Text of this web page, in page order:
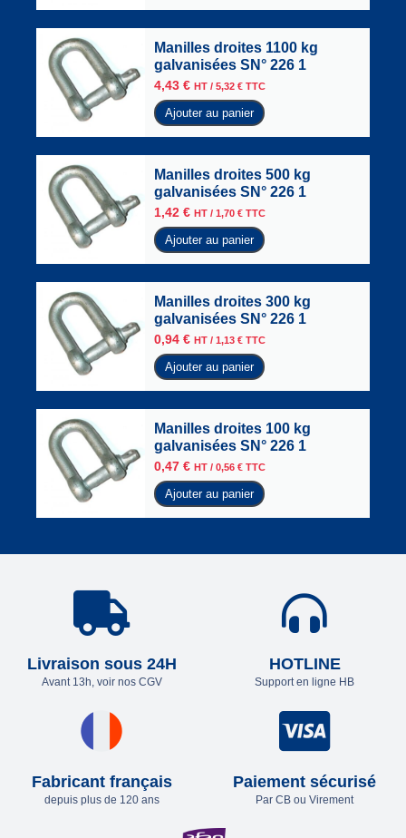
Manilles droites 1100 kg
galvanisées SN° 226 1
4,43 € HT / 5,32 € TTC
Ajouter au panier
Manilles droites 500 kg
galvanisées SN° 226 1
1,42 € HT / 1,70 € TTC
Ajouter au panier
Manilles droites 300 kg
galvanisées SN° 226 1
0,94 € HT / 1,13 € TTC
Ajouter au panier
Manilles droites 100 kg
galvanisées SN° 226 1
0,47 € HT / 0,56 € TTC
Ajouter au panier
Livraison sous 24H
Avant 13h, voir nos CGV
HOTLINE
Support en ligne HB
Fabricant français
depuis plus de 120 ans
Paiement sécurisé
Par CB ou Virement